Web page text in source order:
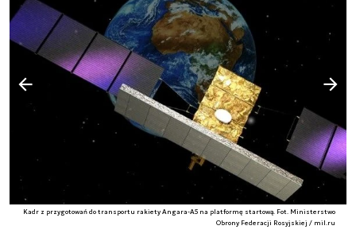
Kadr z przygotowań do transportu rakiety Angara-A5 na platformę startową. Fot. Ministerstwo
Obrony Federacji Rosyjskiej / mil.ru
Poprzedni slajd
Następny slajd